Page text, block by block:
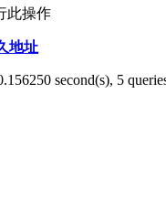
此操作
地址
second(s), 5